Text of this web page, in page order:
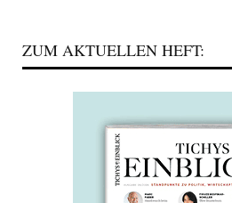
ZUM AKTUELLEN HEFT: